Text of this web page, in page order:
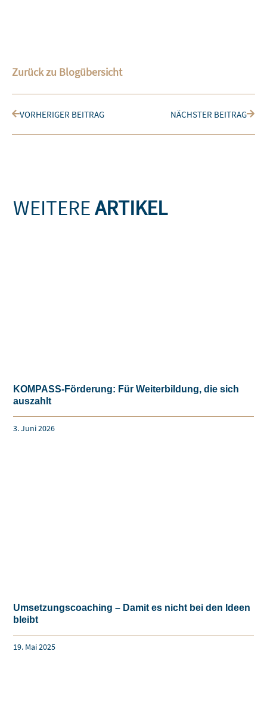
Zurück zu Blogübersicht
VORHERIGER BEITRAG NÄCHSTER BEITRAG
WEITEREARTIKEL
KOMPASS-Förderung: Für Weiterbildung, die sich
auszahlt
3. Juni 2026
Umsetzungscoaching – Damit es nicht bei den Ideen
bleibt
19. Mai 2025